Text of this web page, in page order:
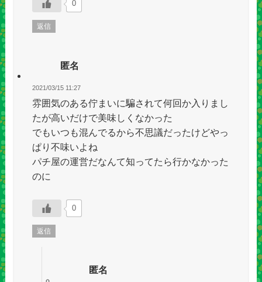
0
返信
匿名
2021/03/15 11:27
雰囲気のある佇まいに騙されて何回か入りまし
たが高いだけで美味しくなかった
でもいつも混んでるから不思議だったけどやっ
ぱり不味いよね
パチ屋の運営だなんて知ってたら行かなかった
のに
0
返信
匿名